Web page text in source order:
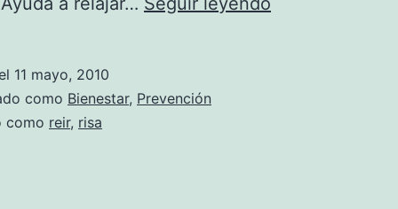
11 mayo, 2010
como Bienestar, Prevención
como reir, risa